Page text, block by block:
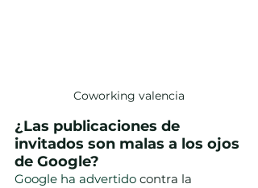
Coworking valencia
¿Las publicaciones de
invitados son malas a los ojos
de Google?
Google ha advertido contra la